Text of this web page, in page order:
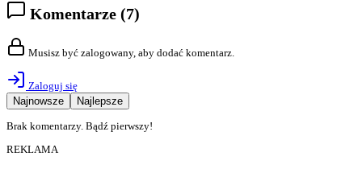
Komentarze (7)
Musisz być zalogowany, aby dodać komentarz.
Zaloguj się
Najnowsze
Najlepsze
Brak komentarzy. Bądź pierwszy!
REKLAMA